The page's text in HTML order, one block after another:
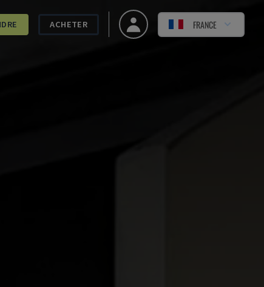
ACHETER FRANCE